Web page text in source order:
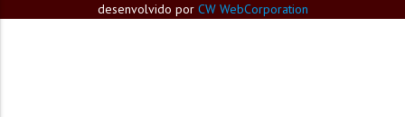
desenvolvido por CW WebCorporation